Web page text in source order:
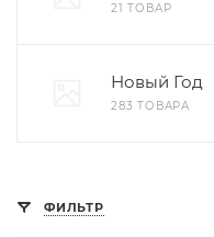
21 ТОВАР
Новый Год
283 ТОВАРА
ФИЛЬТР